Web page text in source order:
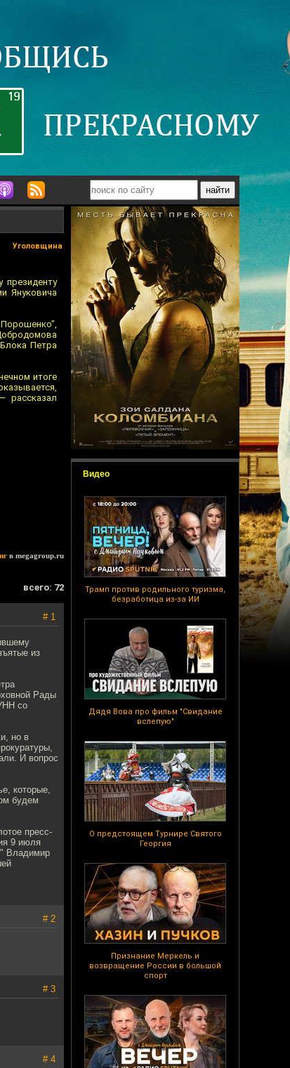
Видео
Трамп против родильного туризма,
безработица из-за ИИ
Дядя Вова про фильм "Свидание
вслепую"
О предстоящем Турнире Святого
Георгия
Признание Меркель и
возвращение России в большой
спорт
Уголовщина
Януковича
Петра
итоге
рассказал
в megagroup.ru
всего: 72
# 1
из
Рады
со
но в
И вопрос
которые,
будем
пресс-
9 июля
Владимир
# 2
# 3
# 4